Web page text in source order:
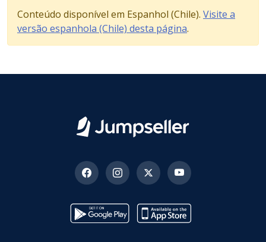
Conteúdo disponível em Espanhol (Chile). Visite a
versão espanhola (Chile) desta página.